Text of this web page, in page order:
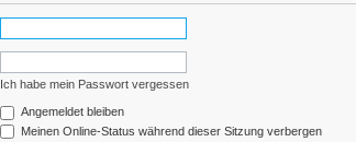
Ich habe mein Passwort vergessen
Angemeldet bleiben
Meinen Online-Status während dieser Sitzung verbergen